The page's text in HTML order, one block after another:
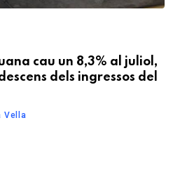
cau un 8,3% al juliol,
dels ingressos del
Vella